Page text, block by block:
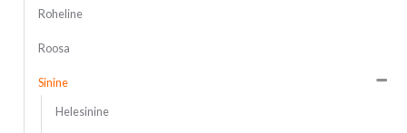
Roheline
Roosa
Sinine
Helesinine